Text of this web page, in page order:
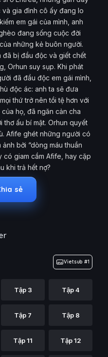
gia đình cô ấy đang lo
em gái của mình, anh
đang sống cuộc đời
những kẻ buôn người.
đã bị đầu độc và giết chết
Orhun suy sụp. Khi phát
đã đầu độc em gái mình,
độc ác: anh ta sẽ đưa
thứ trở nên tồi tệ hơn với
họ, đã ngăn cản cha
thơ ấu bí mật. Orhun quyết
Afife ghét những người có
bởi “dòng máu thuần
có giam cầm Afife, hay cặp
khi trả hết nợ?
sẻ
Vietsub #1
Tập 3 Tập 4
Tập 7 Tập 8
Tập 11 Tập 12